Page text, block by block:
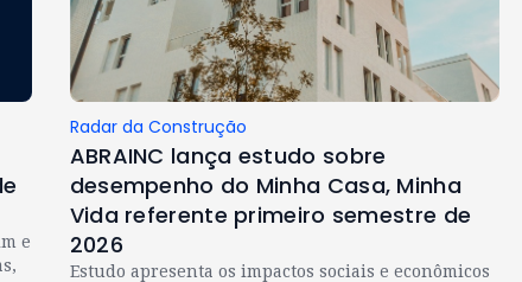
e
Radar da Construção
ABRAINC lança estudo sobre
desempenho do Minha Casa, Minha
Vida referente primeiro semestre de
2026
Estudo apresenta os impactos sociais e econômicos